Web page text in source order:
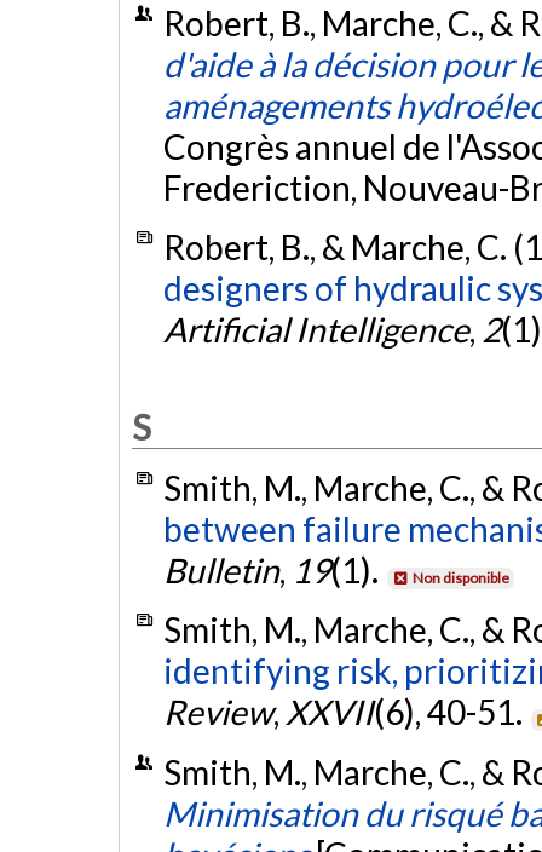
Robert, B., Marche, C., &
d'aide à la décision pour
aménagements
Congrès annuel de
Frederiction, Nouveau-
Robert, B., & Marche, C.
designers of hydraulic
Artificial Intelligence, 2
S
Smith, M., Marche, C., &
between failure
Bulletin, 19(1). Non disponible
Smith, M., Marche, C., &
identifying risk,
Review, XXVII(6), 40-51.
Smith, M., Marche, C., &
Minimisation du risqué